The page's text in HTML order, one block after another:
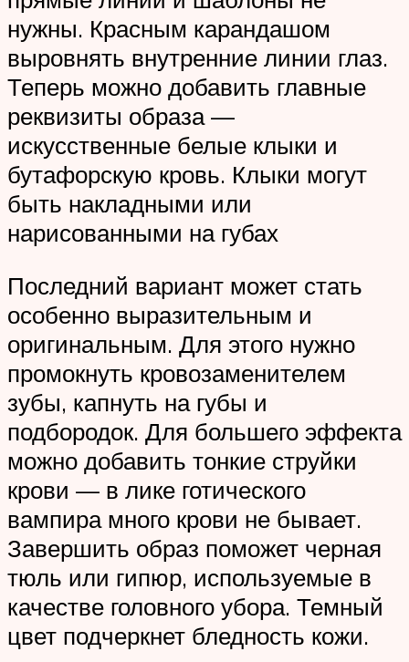
нужны. Красным карандашом
выровнять внутренние линии глаз.
Теперь можно добавить главные
реквизиты образа —
искусственные белые клыки и
бутафорскую кровь. Клыки могут
быть накладными или
нарисованными на губах
Последний вариант может стать
особенно выразительным и
оригинальным. Для этого нужно
промокнуть кровозаменителем
зубы, капнуть на губы и
подбородок. Для большего эффекта
можно добавить тонкие струйки
крови — в лике готического
вампира много крови не бывает.
Завершить образ поможет черная
тюль или гипюр, используемые в
качестве головного убора. Темный
цвет подчеркнет бледность кожи.